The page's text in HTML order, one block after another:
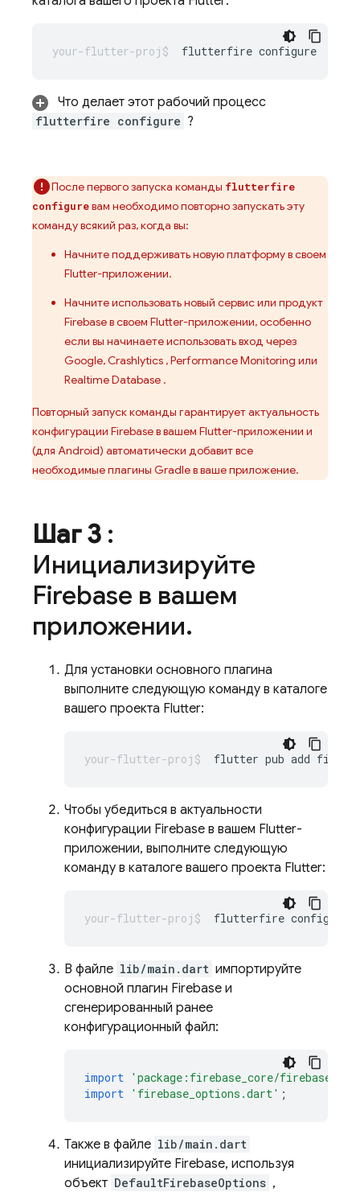
flutterfire
Что делает этот рабочий процесс
flutterfire configure ?
После первого запуска команды flutterfire
configureвам необходимо повторно запускать эту
команду всякий раз, когда вы:
Начните поддерживать новую платформу в своем
Flutter-приложении.
Начните использовать новый сервис или продукт
Firebase в своем Flutter-приложении, особенно
если вы начинаете использовать вход через
Google,Crashlytics ,Performance Monitoring или
Realtime Database .
Повторный запуск команды гарантирует актуальность
конфигурации Firebase в вашем Flutter-приложении и
(для Android) автоматически добавит все
необходимые плагины Gradle в ваше приложение.
Шаг 3 :
Инициализируйте
Firebase в вашем
приложении.
Для установки основного плагина
выполните следующую команду в каталоге
вашего проекта Flutter:
flutter pub add
Чтобы убедиться в актуальности
конфигурации Firebase в вашем Flutter-
приложении, выполните следующую
команду в каталоге вашего проекта Flutter:
flutterfire
В файле lib/main.dart импортируйте
основной плагин Firebase и
сгенерированный ранее
конфигурационный файл:
import 'package:firebase_core/
import 'firebase_options.dart' ;
Также в файле lib/main.dart
инициализируйте Firebase, используя
объект DefaultFirebaseOptions ,